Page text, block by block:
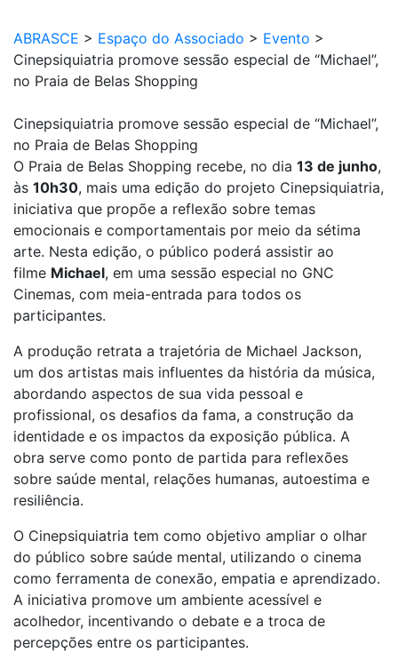
ABRASCE > Espaço do Associado > Evento >
Cinepsiquiatria promove sessão especial de “Michael”,
no Praia de Belas Shopping
Cinepsiquiatria promove sessão especial de “Michael”,
no Praia de Belas Shopping
O Praia de Belas Shopping recebe, no dia 13 de junho,
às 10h30, mais uma edição do projeto Cinepsiquiatria,
iniciativa que propõe a reflexão sobre temas
emocionais e comportamentais por meio da sétima
arte. Nesta edição, o público poderá assistir ao
filme Michael, em uma sessão especial no GNC
Cinemas, com meia-entrada para todos os
participantes.
A produção retrata a trajetória de Michael Jackson,
um dos artistas mais influentes da história da música,
abordando aspectos de sua vida pessoal e
profissional, os desafios da fama, a construção da
identidade e os impactos da exposição pública. A
obra serve como ponto de partida para reflexões
sobre saúde mental, relações humanas, autoestima e
resiliência.
O Cinepsiquiatria tem como objetivo ampliar o olhar
do público sobre saúde mental, utilizando o cinema
como ferramenta de conexão, empatia e aprendizado.
A iniciativa promove um ambiente acessível e
acolhedor, incentivando o debate e a troca de
percepções entre os participantes.